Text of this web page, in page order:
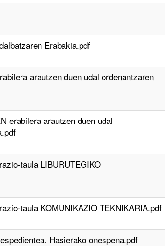
Erabakia.pdf
arautzen duen udal ordenantzaren
erabilera arautzen duen udal
taula LIBURUTEGIKO
taula KOMUNIKAZIO TEKNIKARIA.pdf
Hasierako onespena.pdf